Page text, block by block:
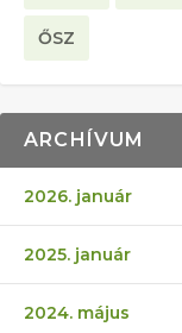
ŐSZ
ARCHÍVUM
2026. január
2025. január
2024. május